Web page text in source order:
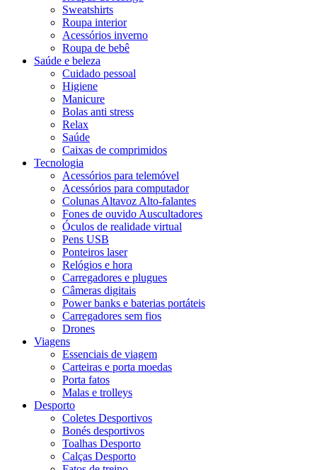
Sweatshirts
Roupa interior
Acessórios inverno
Roupa de bebê
Saúde e beleza
Cuidado pessoal
Higiene
Manicure
Bolas anti stress
Relax
Saúde
Caixas de comprimidos
Tecnologia
Acessórios para telemóvel
Acessórios para computador
Colunas Altavoz Alto-falantes
Fones de ouvido Auscultadores
Óculos de realidade virtual
Pens USB
Ponteiros laser
Relógios e hora
Carregadores e plugues
Câmeras digitais
Power banks e baterias portáteis
Carregadores sem fios
Drones
Viagens
Essenciais de viagem
Carteiras e porta moedas
Porta fatos
Malas e trolleys
Desporto
Coletes Desportivos
Bonés desportivos
Toalhas Desporto
Calças Desporto